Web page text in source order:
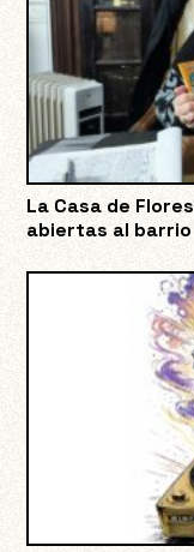
La Casa de
abiertas al barrio